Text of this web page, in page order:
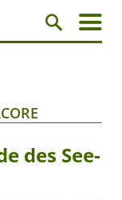
des See-